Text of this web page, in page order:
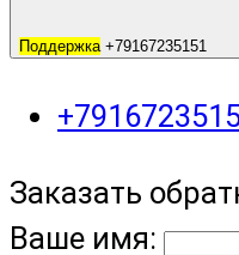
Поддержка +79167235151
Заказать
Ваше имя: